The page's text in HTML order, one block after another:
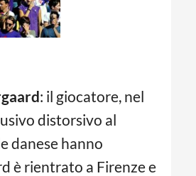
: il giocatore, nel
distorsivo al
danese hanno
è rientrato a Firenze e